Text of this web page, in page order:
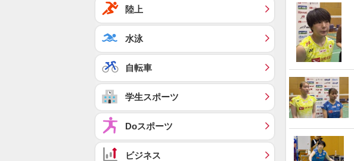
陸上
水泳
自転車
学生スポーツ
Doスポーツ
ビジネス